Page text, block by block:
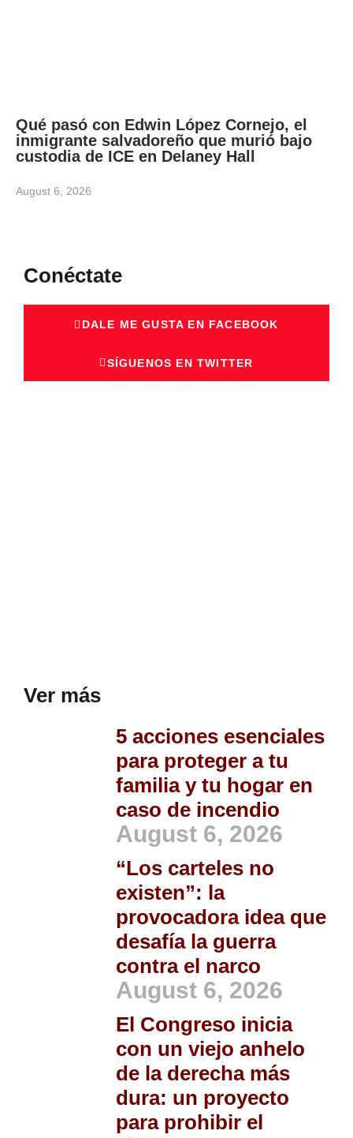
Qué pasó con Edwin López Cornejo, el
inmigrante salvadoreño que murió bajo
custodia de ICE en Delaney Hall
August 6, 2026
Conéctate
DALE ME GUSTA EN FACEBOOK
SÍGUENOS EN TWITTER
Ver más
5 acciones esenciales
para proteger a tu
familia y tu hogar en
caso de incendio
August 6, 2026
“Los carteles no
existen”: la
provocadora idea que
desafía la guerra
contra el narco
August 6, 2026
El Congreso inicia
con un viejo anhelo
de la derecha más
dura: un proyecto
para prohibir el